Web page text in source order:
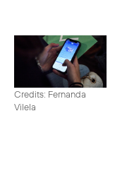
Credits: Fernanda
Vilela